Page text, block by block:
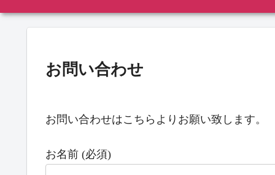
お問い合わせ
お問い合わせはこちらよりお願い致します。
お名前 (必須)